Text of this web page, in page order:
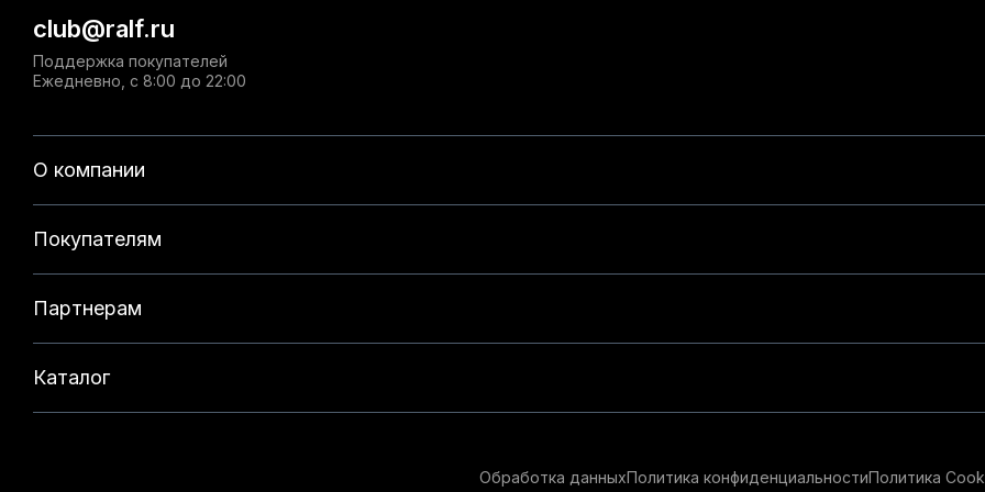
О компании
Покупателям
Партнерам
Каталог
club@ralf.ru
Поддержка покупателей
Ежедневно, с 8:00 до 22:00
Обработка данныхПолитика конфиденциальностиПолитика